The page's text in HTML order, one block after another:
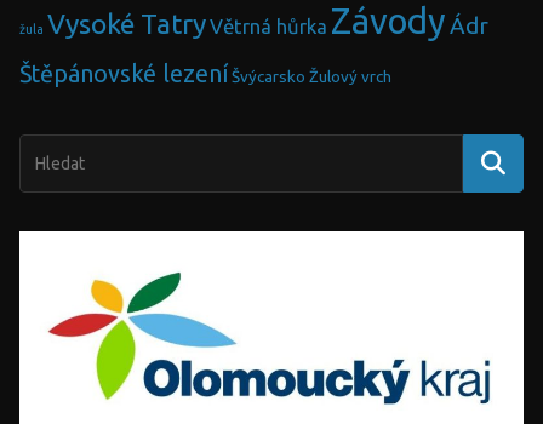
žula Vysoké TatryVětrná hůrka ZávodyÁdr
Štěpánovské lezení Švýcarsko Žulový vrch